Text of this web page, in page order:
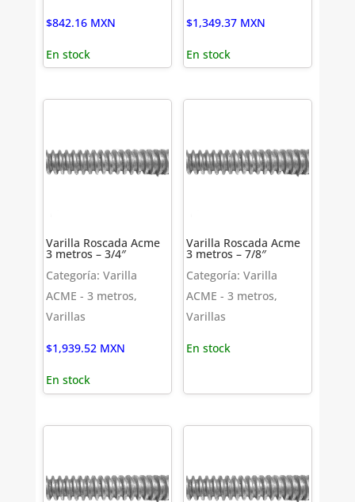
$842.16 MXN
En stock
$1,349.37 MXN
En stock
Varilla Roscada Acme
3 metros – 3/4″
Categoría: Varilla
ACME - 3 metros,
Varillas
$1,939.52 MXN
En stock
Varilla Roscada Acme
3 metros – 7/8″
Categoría: Varilla
ACME - 3 metros,
Varillas
En stock